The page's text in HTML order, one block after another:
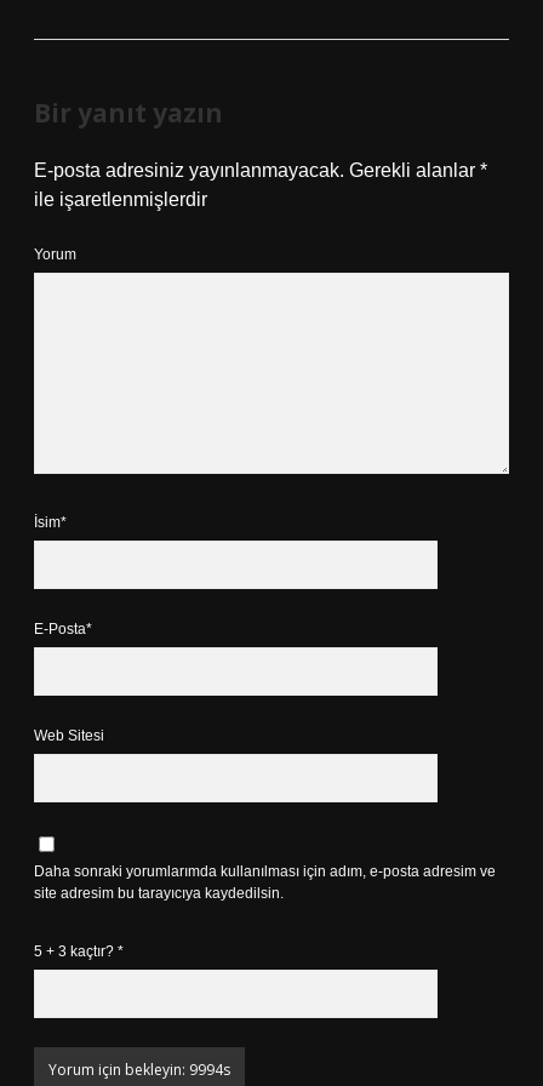
Bir yanıt yazın
E-posta adresiniz yayınlanmayacak. Gerekli alanlar *
ile işaretlenmişlerdir
Yorum
İsim*
E-Posta*
Web Sitesi
Daha sonraki yorumlarımda kullanılması için adım, e-posta adresim ve
site adresim bu tarayıcıya kaydedilsin.
5 + 3 kaçtır? *